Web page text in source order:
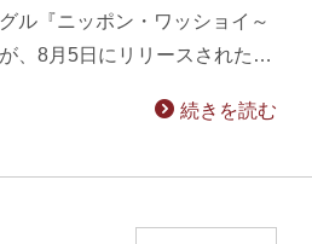
ル『ニッポン・ワッショイ～
、8月5日にリリースされた…
続きを読む